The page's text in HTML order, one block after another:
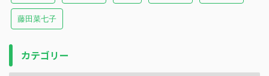
藤田菜七子
カテゴリー